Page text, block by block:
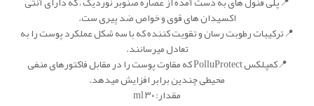
اکسیدان های قوی و خواص ضد پیری ست.
📍ترکیبات رطوبت رسان و تقویت کننده که با سه شکل عملکرد پوست را به
تعادل میرسانند.
📍کمپلکس PolluProtect که مقاوت پوست را در مقابل فاکتورهای منفی
محیطی چندین برابر افزایش میدهد.
مقدار: ۳۰ ml